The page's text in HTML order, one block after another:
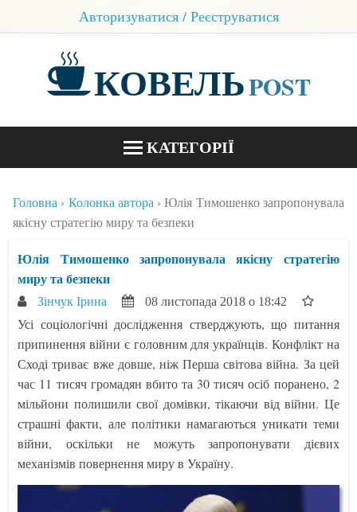
Авторизуватися / Реєструватися
КОВЕЛЬPOST
КАТЕГОРІЇ
БЛОГИ
Головна Колонка автора
Юлія Тимошенко запропонувала
якісну стратегію миру та безпеки
Юлія Тимошенко запропонувала якісну стратегію
миру та безпеки
Зінчук Ірина 08 листопада 2018 о 18:42
Усі соціологічні дослідження стверджують, що питання
припинення війни є головним для українців. Конфлікт на
Сході триває вже довше, ніж Перша світова війна. За цей
час 11 тисяч громадян вбито та 30 тисяч осіб поранено, 2
мільйони полишили свої домівки, тікаючи від війни. Це
страшні факти, але політики намагаються уникати теми
війни, оскільки не можуть запропонувати дієвих
механізмів повернення миру в Україну.